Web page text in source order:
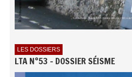
LES DOSSIERS
LTA N°53 - DOSSIER SÉISME